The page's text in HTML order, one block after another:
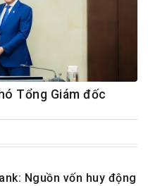
Tổng Giám đốc
Nguồn vốn huy động